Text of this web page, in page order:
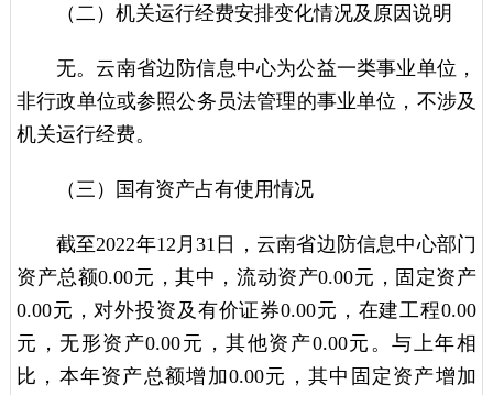
（二）机关运行经费安排变化情况及原因说明
无。云南省边防信息中心为公益一类事业单位，
非行政单位或参照公务员法管理的事业单位，不涉及
机关运行经费。
（三）国有资产占有使用情况
截至2022年12月31日，云南省边防信息中心部门
资产总额0.00元，其中，流动资产0.00元，固定资产
0.00元，对外投资及有价证券0.00元，在建工程0.00
元，无形资产0.00元，其他资产0.00元。与上年相
比，本年资产总额增加0.00元，其中固定资产增加